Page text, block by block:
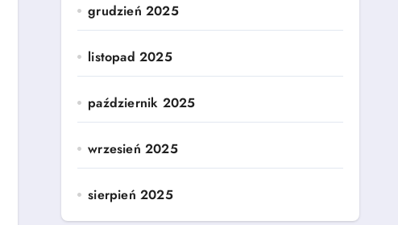
grudzień 2025
listopad 2025
październik 2025
wrzesień 2025
sierpień 2025